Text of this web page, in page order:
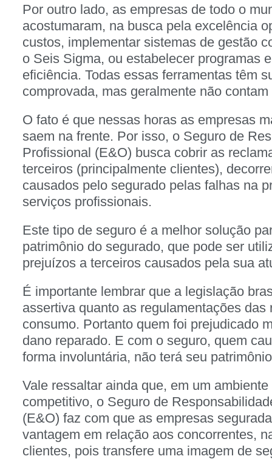
Por outro lado, as empresas de todo o
acostumaram, na busca pela excelência
custos, implementar sistemas de gestão
o Seis Sigma, ou estabelecer programas
eficiência. Todas essas ferramentas têm
comprovada, mas geralmente não
O fato é que nessas horas as empresas
saem na frente. Por isso, o Seguro de
Profissional (E&O) busca cobrir as
terceiros (principalmente clientes),
causados pelo segurado pelas falhas na
serviços profissionais.
Este tipo de seguro é a melhor solução
patrimônio do segurado, que pode ser
prejuízos a terceiros causados pela sua
É importante lembrar que a legislação
assertiva quanto as regulamentações das
consumo. Portanto quem foi prejudicado
dano reparado. E com o seguro, quem
forma involuntária, não terá seu
Vale ressaltar ainda que, em um
competitivo, o Seguro de
(E&O) faz com que as empresas
vantagem em relação aos concorrentes,
clientes, pois transfere uma imagem de